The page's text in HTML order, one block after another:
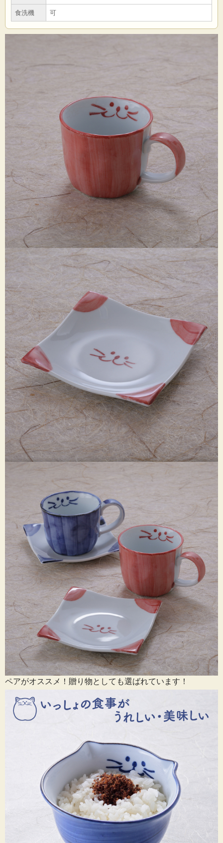
食洗機 可
ペアがオススメ！贈り物としても選ばれています！